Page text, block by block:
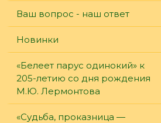
Ваш вопрос - наш ответ
Новинки
«Белеет парус одинокий» к
205-летию со дня рождения
М.Ю. Лермонтова
«Судьба, проказница —